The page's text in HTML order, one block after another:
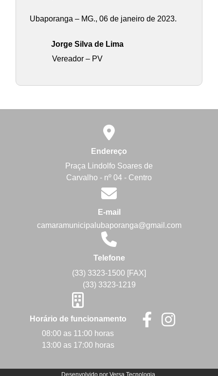
Ubaporanga – MG., 06 de janeiro de 2023.
Jorge Silva de Lima
Vereador – PV
Endereço
Praça Lindolfo Soares de
Carvalho - nº 04 - Centro
E-mail
camaramunicipalubaporanga@gmail.com
Telefone
(33) 3323-1500 [FAX]
(33) 3323-1219
Horário de funcionamento
08:00 as 11:00 horas
13:00 as 17:00 horas
Desenvolvido por Versa Tecnologia